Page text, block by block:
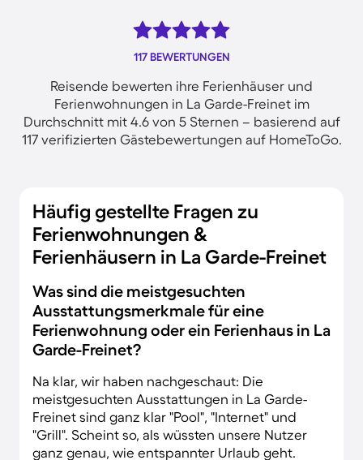
117 BEWERTUNGEN
Reisende bewerten ihre Ferienhäuser und
Ferienwohnungen in La Garde-Freinet im
Durchschnitt mit 4.6 von 5 Sternen – basierend auf
117 verifizierten Gästebewertungen auf HomeToGo.
Häufig gestellte Fragen zu
Ferienwohnungen &
Ferienhäusern in La Garde-Freinet
Was sind die meistgesuchten
Ausstattungsmerkmale für eine
Ferienwohnung oder ein Ferienhaus in La
Garde-Freinet?
Na klar, wir haben nachgeschaut: Die
meistgesuchten Ausstattungen in La Garde-
Freinet sind ganz klar "Pool", "Internet" und
"Grill". Scheint so, als wüssten unsere Nutzer
ganz genau, wie entspannter Urlaub geht.